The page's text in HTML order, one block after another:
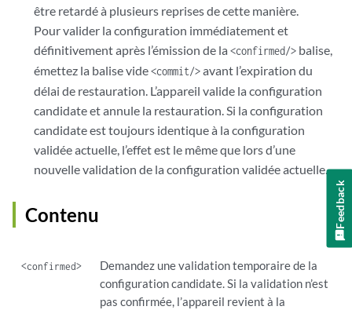
être retardé à plusieurs reprises de cette manière.
Pour valider la configuration immédiatement et
définitivement après l’émission de la<confirmed/> balise,
émettez la balise vide<commit/>avant l’expiration du
délai de restauration. L’appareil valide la configuration
candidate et annule la restauration. Si la configuration
candidate est toujours identique à la configuration
validée actuelle, l’effet est le même que lors d’une
nouvelle validation de la configuration validée actuelle.
Contenu
<confirmed>
Demandez une validation temporaire de la
configuration candidate. Si la validation n’est
pas confirmée, l’appareil revient à la
Feedback